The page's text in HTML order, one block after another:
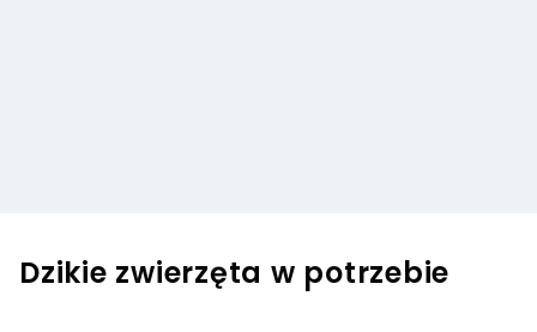
Dzikie zwierzęta w potrzebie